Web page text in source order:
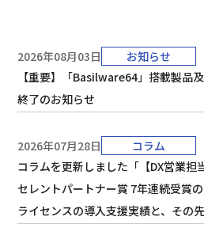
2026年08月03日
お知らせ
【重要】「Basilware64」搭載製品
終了のお知らせ
2026年07月28日
コラム
コラムを更新しました「【DX営業
セレントパートナー賞 7年連続受賞
ライセンスの導入支援実績と、その先